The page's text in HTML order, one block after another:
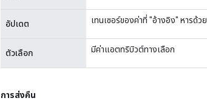
อัปเดต เทนเซอร์ของค่าที่ "อ้างอิง" หารด้วย
ตัวเลือก มีค่าแอตทริบิวต์ทางเลือก
การส่งคืน